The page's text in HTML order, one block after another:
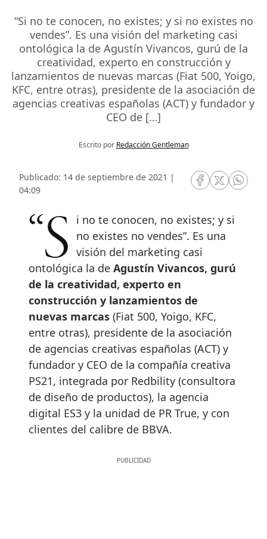
“Si no te conocen, no existes; y si no existes no
vendes”. Es una visión del marketing casi
ontológica la de Agustín Vivancos, gurú de la
creatividad, experto en construcción y
lanzamientos de nuevas marcas (Fiat 500, Yoigo,
KFC, entre otras), presidente de la asociación de
agencias creativas españolas (ACT) y fundador y
CEO de […]
Escrito por Redacción Gentleman
Publicado: 14 de septiembre de 2021 |
04:09
RRSS Facebook
RRSSRRSS
“Si no te conocen, no existes; y si
no existes no vendes”. Es una
visión del marketing casi
ontológica la de Agustín Vivancos, gurú
de la creatividad, experto en
construcción y lanzamientos de
nuevas marcas (Fiat 500, Yoigo, KFC,
entre otras), presidente de la asociación
de agencias creativas españolas (ACT) y
fundador y CEO de la compañía creativa
PS21, integrada por Redbility (consultora
de diseño de productos), la agencia
digital ES3 y la unidad de PR True, y con
clientes del calibre de BBVA.